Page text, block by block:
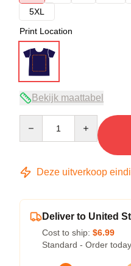
5XL
Print Location
Bekijk maattabel
Deze uitverkoop
Deliver to United
Cost to ship: $6.99
Standard - Order